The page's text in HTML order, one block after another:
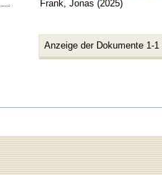
Frank, Jonas (2025)
Anzeige der Dokumente 1-1